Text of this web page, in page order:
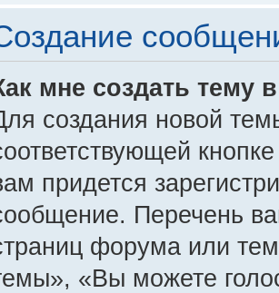
мне создать тему
создания новой
придется
Перечень
форума или
«Вы можете